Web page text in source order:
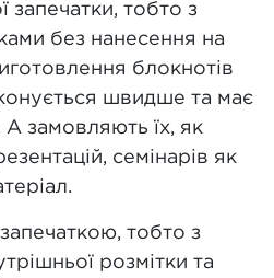
запечатки, тобто з
без нанесення на
блокнотів
швидше та має
А замовляють їх, як
семінарів як
тобто з
розмітки та